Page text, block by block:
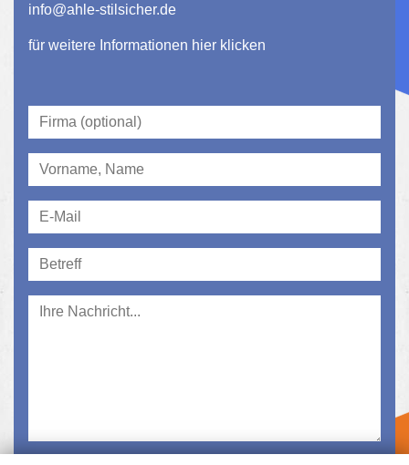
info@ahle-stilsicher.de
für weitere Informationen hier klicken